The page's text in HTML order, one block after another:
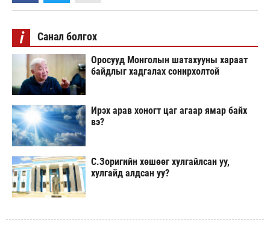
i Санал болгох
Оросууд Монголын шатахууны хараат
байдлыг хадгалах сонирхолтой
Ирэх арав хоногт цаг агаар ямар байх
вэ?
С.Зоригийн хөшөөг хулгайлсан уу,
хулгайд алдсан уу?